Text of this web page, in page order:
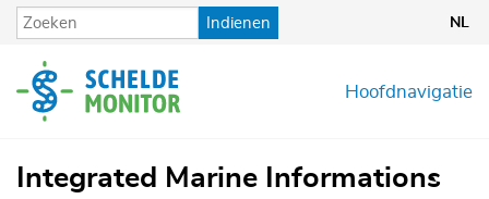
Overslaan
en
de
inhoud
Indienen NL
Hoofdnavigatie
Integrated Marine Informations